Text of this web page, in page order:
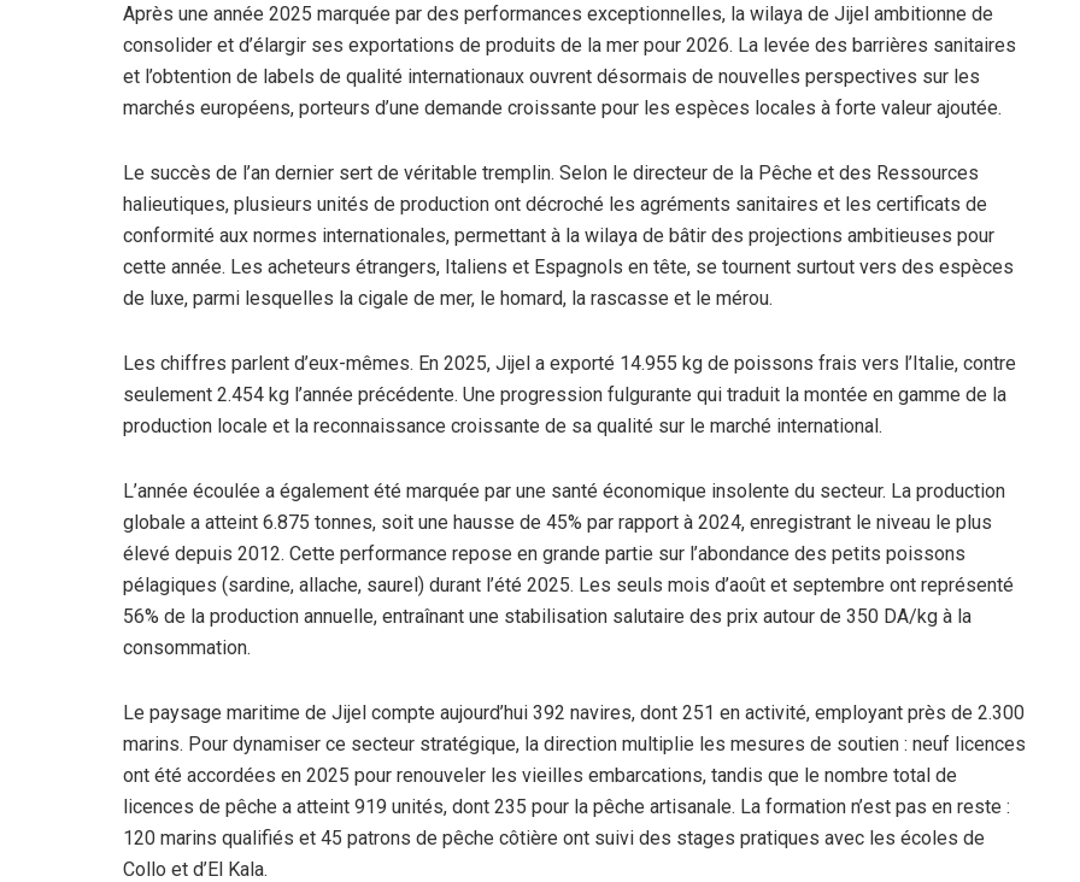
Après une année 2025 marquée par des performances exceptionnelles, la wilaya de Jijel ambitionne de
consolider et d’élargir ses exportations de produits de la mer pour 2026. La levée des barrières sanitaires
et l’obtention de labels de qualité internationaux ouvrent désormais de nouvelles perspectives sur les
marchés européens, porteurs d’une demande croissante pour les espèces locales à forte valeur ajoutée.
Le succès de l’an dernier sert de véritable tremplin. Selon le directeur de la Pêche et des Ressources
halieutiques, plusieurs unités de production ont décroché les agréments sanitaires et les certificats de
conformité aux normes internationales, permettant à la wilaya de bâtir des projections ambitieuses pour
cette année. Les acheteurs étrangers, Italiens et Espagnols en tête, se tournent surtout vers des espèces
de luxe, parmi lesquelles la cigale de mer, le homard, la rascasse et le mérou.
Les chiffres parlent d’eux-mêmes. En 2025, Jijel a exporté 14.955 kg de poissons frais vers l’Italie, contre
seulement 2.454 kg l’année précédente. Une progression fulgurante qui traduit la montée en gamme de la
production locale et la reconnaissance croissante de sa qualité sur le marché international.
L’année écoulée a également été marquée par une santé économique insolente du secteur. La production
globale a atteint 6.875 tonnes, soit une hausse de 45% par rapport à 2024, enregistrant le niveau le plus
élevé depuis 2012. Cette performance repose en grande partie sur l’abondance des petits poissons
pélagiques (sardine, allache, saurel) durant l’été 2025. Les seuls mois d’août et septembre ont représenté
56% de la production annuelle, entraînant une stabilisation salutaire des prix autour de 350 DA/kg à la
consommation.
Le paysage maritime de Jijel compte aujourd’hui 392 navires, dont 251 en activité, employant près de 2.300
marins. Pour dynamiser ce secteur stratégique, la direction multiplie les mesures de soutien : neuf licences
ont été accordées en 2025 pour renouveler les vieilles embarcations, tandis que le nombre total de
licences de pêche a atteint 919 unités, dont 235 pour la pêche artisanale. La formation n’est pas en reste :
120 marins qualifiés et 45 patrons de pêche côtière ont suivi des stages pratiques avec les écoles de
Collo et d’El Kala.